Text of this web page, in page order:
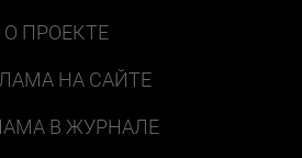
О ПРОЕКТЕ
НА САЙТЕ
В ЖУРНАЛЕ